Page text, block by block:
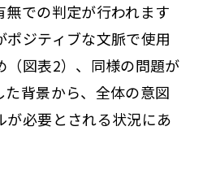
での判定が行われます
ジティブな文脈で使用
（図表2）、同様の問題が
背景から、全体の意図
が必要とされる状況にあ